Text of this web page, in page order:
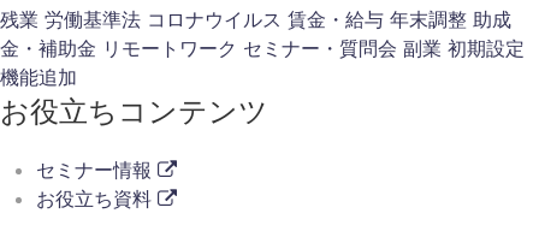
残業 労働基準法 コロナウイルス 賃金・給与 年末調整 助成
金・補助金 リモートワーク セミナー・質問会 副業 初期設定
機能追加
お役立ちコンテンツ
セミナー情報
お役立ち資料